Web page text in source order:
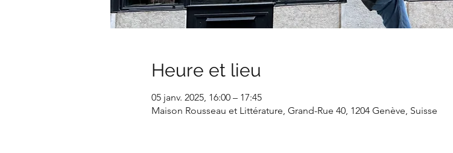
Heure et lieu
05 janv. 2025, 16:00 – 17:45
Maison Rousseau et Littérature, Grand-Rue 40, 1204 Genève, Suisse